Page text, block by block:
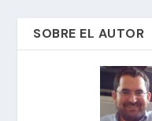
SOBRE EL AUTOR